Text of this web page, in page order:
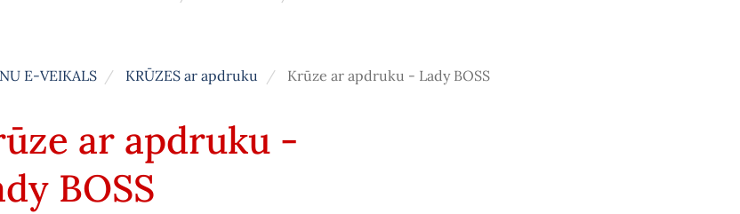
E-VEIKALS KRŪZES ar apdruku Krūze ar apdruku - Lady BOSS
ar apdruku -
BOSS